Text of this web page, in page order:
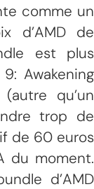
comme un
d’AMD de
est plus
Awakening
qu’un
trop de
de 60 euros
du moment.
d’AMD